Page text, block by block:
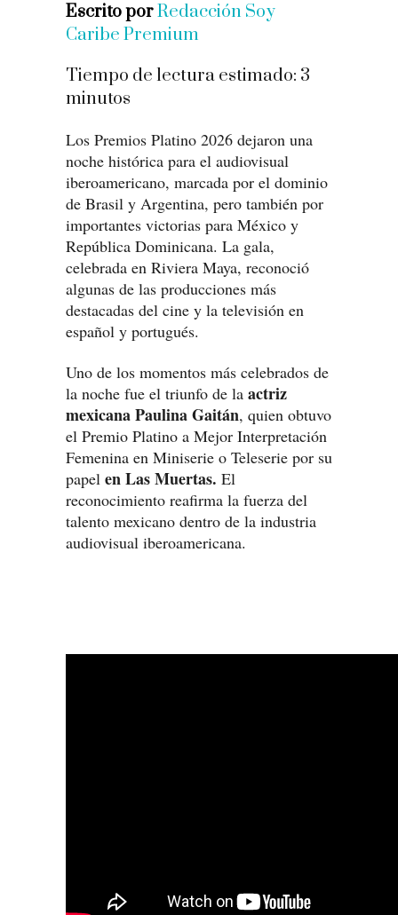
Escrito porRedacción Soy
Caribe Premium
Tiempo de lectura estimado: 3
minutos
Los Premios Platino 2026 dejaron una
noche histórica para el audiovisual
iberoamericano, marcada por el dominio
de Brasil y Argentina, pero también por
importantes victorias para México y
República Dominicana. La gala,
celebrada en Riviera Maya, reconoció
algunas de las producciones más
destacadas del cine y la televisión en
español y portugués.
Uno de los momentos más celebrados de
la noche fue el triunfo de la actriz
mexicana Paulina Gaitán, quien obtuvo
el Premio Platino a Mejor Interpretación
Femenina en Miniserie o Teleserie por su
papel en Las Muertas. El
reconocimiento reafirma la fuerza del
talento mexicano dentro de la industria
audiovisual iberoamericana.